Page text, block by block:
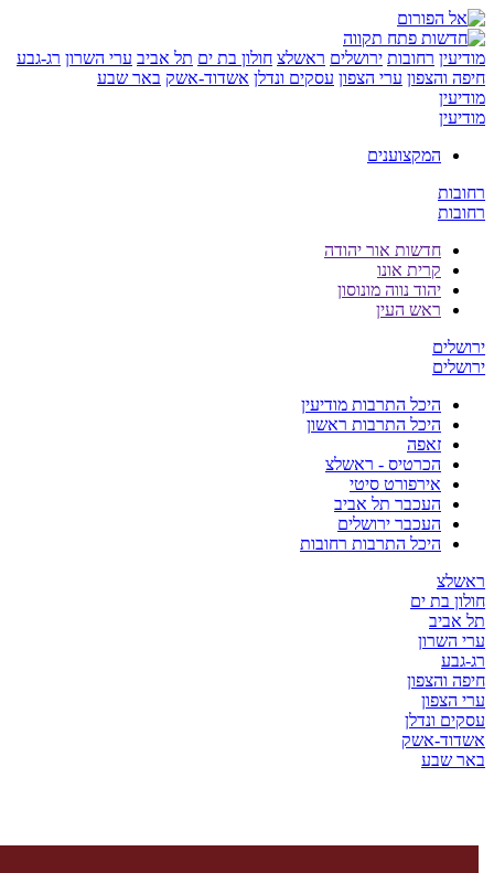
רחובות ירושלים ראשלצ חולון בת ים תל אביב ערי השרון רג-גבע
ערי הצפון עסקים ונדלן אשדוד-אשק באר שבע
המקצוענים
חדשות אור יהודה
קרית אונו
יהוד נווה מונוסון
ראש העין
היכל התרבות מודיעין
היכל התרבות ראשון
זאפה
הכרטיס - ראשלצ
אירפורט סיטי
העכבר תל אביב
העכבר ירושלים
היכל התרבות רחובות
בת ים
ונדלן
אשק